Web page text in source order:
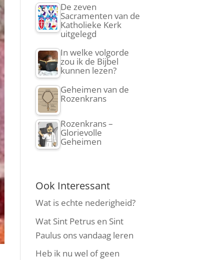
De zeven
Sacramenten van de
Katholieke Kerk
uitgelegd
In welke volgorde
zou ik de Bijbel
kunnen lezen?
Geheimen van de
Rozenkrans
Rozenkrans –
Glorievolle
Geheimen
Ook Interessant
Wat is echte nederigheid?
Wat Sint Petrus en Sint
Paulus ons vandaag leren
Heb ik nu wel of geen